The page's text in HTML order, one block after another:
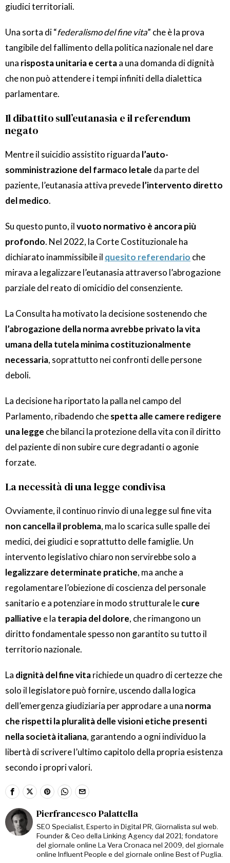
giudici territoriali.
Una sorta di “federalismo del fine vita” che è la prova
tangibile del fallimento della politica nazionale nel dare
una risposta unitaria e certaa una domanda di dignità
che non può attendere i tempi infiniti della dialettica
parlamentare.
Il dibattito sull’eutanasia e il referendum
negato
Mentre il suicidio assistito riguarda l’auto-
somministrazione del farmaco letale da parte del
paziente, l’eutanasia attiva prevedel’intervento diretto
del medico.
Su questo punto, ilvuoto normativo è ancora più
profondo. Nel 2022, la Corte Costituzionale ha
dichiarato inammissibile il quesito referendario che
mirava a legalizzare l’eutanasia attraverso l’abrogazione
parziale del reato di omicidio del consenziente.
La Consulta ha motivato la decisione sostenendo che
l’abrogazione della norma avrebbe privato la vita
umana della tutela minima costituzionalmente
necessaria, soprattutto nei confronti delle persone
deboli.
La decisione ha riportato la palla nel campo del
Parlamento, ribadendo chespetta alle camere redigere
una legge che bilanci la protezione della vita con il diritto
del paziente di non subire cure degradanti o agonie
forzate.
La necessità di una legge condivisa
Ovviamente, il continuo rinvio di una legge sul fine vita
non cancella il problema, ma lo scarica sulle spalle dei
medici, dei giudici e soprattutto delle famiglie. Un
intervento legislativo chiaro non servirebbe solo a
legalizzare determinate pratiche, ma anche a
regolamentare l’obiezione di coscienza del personale
sanitario e a potenziare in modo strutturale lecure
palliative e la terapia del dolore, che rimangono un
diritto fondamentale spesso non garantito su tutto il
territorio nazionale.
La dignità del fine vitarichiede un quadro di certezze che
solo il legislatore può fornire, uscendo dalla logica
dell’emergenza giudiziaria per approdare a una norma
che rispetti la pluralità delle visioni etiche presenti
nella società italiana, garantendo a ogni individuo la
libertà di scrivere l’ultimo capitolo della propria esistenza
secondo i propri valori.
Pierfrancesco Palattella
SEO Specialist, Esperto in Digital PR, Giornalista sul web.
Founder & Ceo della Linking Agency dal 2021; fondatore
del giornale online La Vera Cronaca nel 2009, del giornale
online Influent People e del giornale online Best of Puglia.